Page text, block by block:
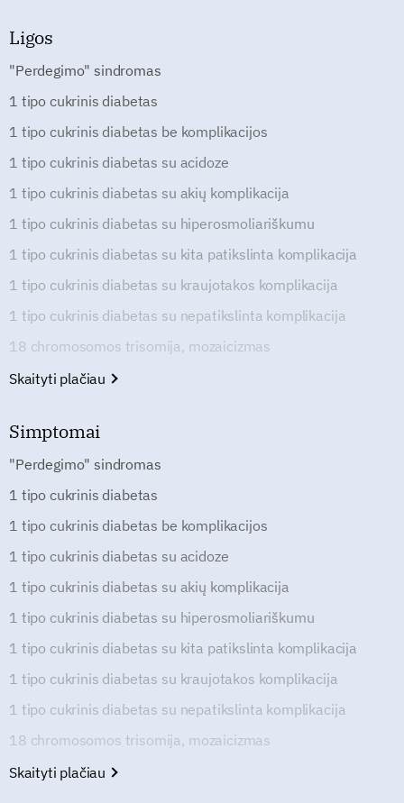
Ligos
"Perdegimo" sindromas
1 tipo cukrinis diabetas
1 tipo cukrinis diabetas be komplikacijos
1 tipo cukrinis diabetas su acidoze
1 tipo cukrinis diabetas su akių komplikacija
1 tipo cukrinis diabetas su hiperosmoliariškumu
1 tipo cukrinis diabetas su kita patikslinta komplikacija
1 tipo cukrinis diabetas su kraujotakos komplikacija
1 tipo cukrinis diabetas su nepatikslinta komplikacija
18 chromosomos trisomija, mozaicizmas
Skaityti plačiau
Simptomai
"Perdegimo" sindromas
1 tipo cukrinis diabetas
1 tipo cukrinis diabetas be komplikacijos
1 tipo cukrinis diabetas su acidoze
1 tipo cukrinis diabetas su akių komplikacija
1 tipo cukrinis diabetas su hiperosmoliariškumu
1 tipo cukrinis diabetas su kita patikslinta komplikacija
1 tipo cukrinis diabetas su kraujotakos komplikacija
1 tipo cukrinis diabetas su nepatikslinta komplikacija
18 chromosomos trisomija, mozaicizmas
Skaityti plačiau